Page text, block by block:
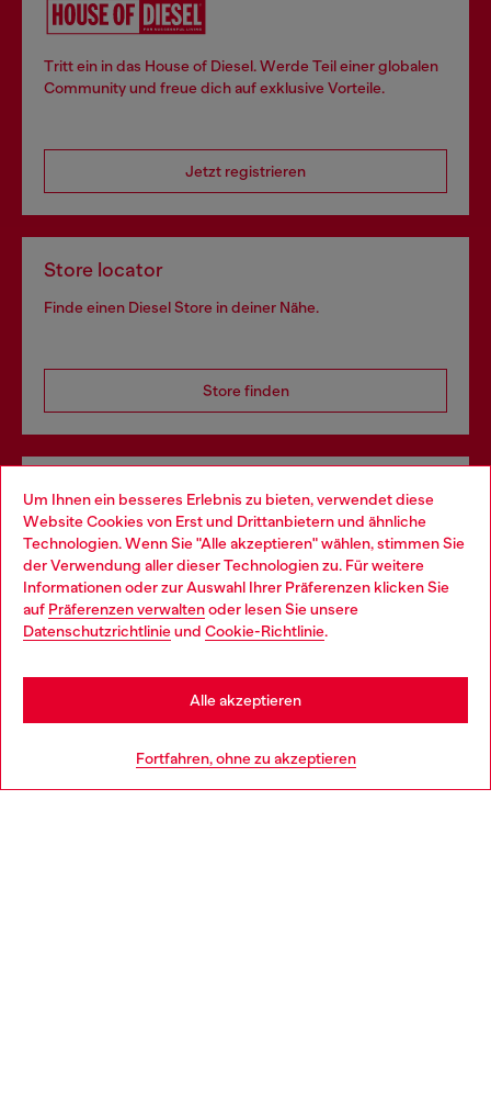
Um Ihnen ein besseres Erlebnis zu bieten, verwendet diese
Website Cookies von Erst und Drittanbietern und ähnliche
Technologien. Wenn Sie "Alle akzeptieren" wählen, stimmen Sie
der Verwendung aller dieser Technologien zu. Für weitere
Informationen oder zur Auswahl Ihrer Präferenzen klicken Sie
auf Präferenzen verwaltenoder lesen Sie unsere
Datenschutzrichtlinieund Cookie-Richtlinie.
Fortfahren, ohne zu akzeptieren
Alle akzeptieren
Tritt ein in das House of Diesel. Werde Teil einer globalen
Community und freue dich auf exklusive Vorteile.
Jetzt registrieren
Store locator
Finde einen Diesel Store in deiner Nähe.
Store finden
Omnichannel-Services
Entdecke unser gesamtes Service-Angebot, online und
im Store.
Mehr erfahren
Choose your location
You are currently browsing Deutschland website, but it seems
you may be based in United States